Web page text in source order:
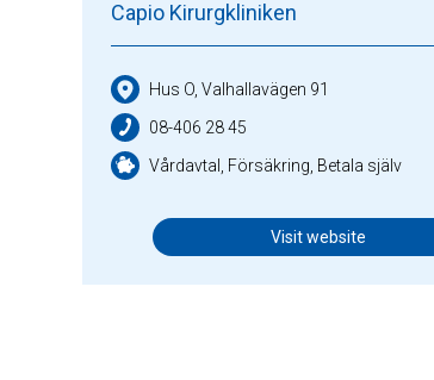
Capio Kirurgkliniken
Hus O, Valhallavägen 91
08-406 28 45
Vårdavtal, Försäkring, Betala själv
Visit website